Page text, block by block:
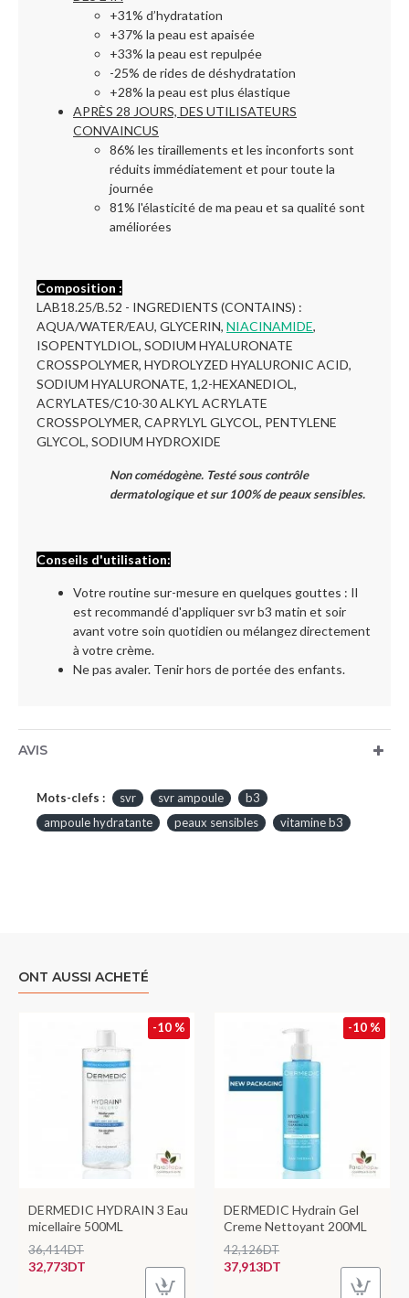
+31% d’hydratation
+37% la peau est apaisée
+33% la peau est repulpée
-25% de rides de déshydratation
+28% la peau est plus élastique
APRÈS 28 JOURS, DES UTILISATEURS
CONVAINCUS
86% les tiraillements et les inconforts sont
réduits immédiatement et pour toute la
journée
81% l'élasticité de ma peau et sa qualité sont
améliorées
Composition :
LAB18.25/B.52 - INGREDIENTS (CONTAINS) :
AQUA/WATER/EAU, GLYCERIN, NIACINAMIDE,
ISOPENTYLDIOL, SODIUM HYALURONATE
CROSSPOLYMER, HYDROLYZED HYALURONIC ACID,
SODIUM HYALURONATE, 1,2-HEXANEDIOL,
ACRYLATES/C10-30 ALKYL ACRYLATE
CROSSPOLYMER, CAPRYLYL GLYCOL, PENTYLENE
GLYCOL, SODIUM HYDROXIDE
Non comédogène. Testé sous contrôle
dermatologique et sur 100% de peaux sensibles.
Conseils d'utilisation:
Votre routine sur-mesure en quelques gouttes : Il
est recommandé d'appliquer svr b3 matin et soir
avant votre soin quotidien ou mélangez directement
à votre crème.
Ne pas avaler. Tenir hors de portée des enfants.
AVIS
Mots-clefs : svr svr ampoule
b3
ampoule hydratante
peaux sensibles vitamine b3
ONT AUSSI ACHETÉ
-10 %
DERMEDIC HYDRAIN 3 Eau
micellaire 500ML
32,773DT
36,414DT
-10 %
DERMEDIC Hydrain Gel
Creme Nettoyant 200ML
37,913DT
42,126DT